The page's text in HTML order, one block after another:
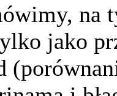
na
jako